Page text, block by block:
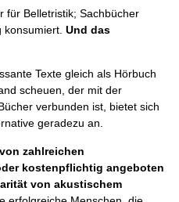
für Belletristik; Sachbücher
Und das
Texte gleich als Hörbuch
scheuen, der mit der
verbunden ist, bietet sich
geradezu an.
zahlreichen
kostenpflichtig angeboten
von akustischem